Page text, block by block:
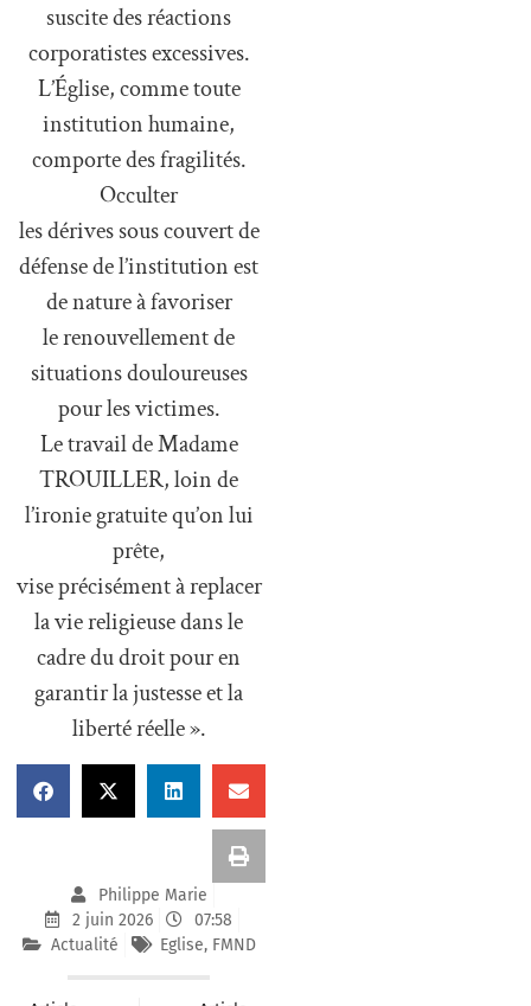
suscite des réactions
corporatistes excessives.
L’Église, comme toute
institution humaine,
comporte des fragilités.
Occulter
les dérives sous couvert de
défense de l’institution est
de nature à favoriser
le renouvellement de
situations douloureuses
pour les victimes.
Le travail de Madame
TROUILLER, loin de
l’ironie gratuite qu’on lui
prête,
vise précisément à replacer
la vie religieuse dans le
cadre du droit pour en
garantir la justesse et la
liberté réelle ».
Philippe Marie
2 juin 2026
07:58
Actualité
Eglise, FMND